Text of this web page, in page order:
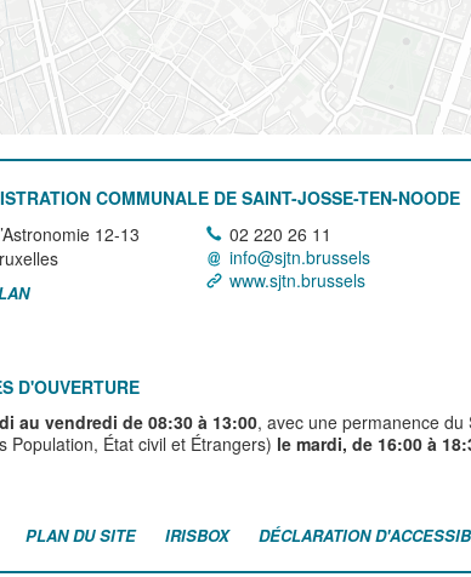
COMMUNALE DE SAINT-JOSSE-TEN-NOODE
12-13
02 220 26 11
info@sjtn.brussels
www.sjtn.brussels
D'OUVERTURE
au vendredi de 08:30 à 13:00, avec une permanence
Population, État civil et Étrangers) le mardi, de 16:00 à
PLAN DU SITE IRISBOX DÉCLARATION